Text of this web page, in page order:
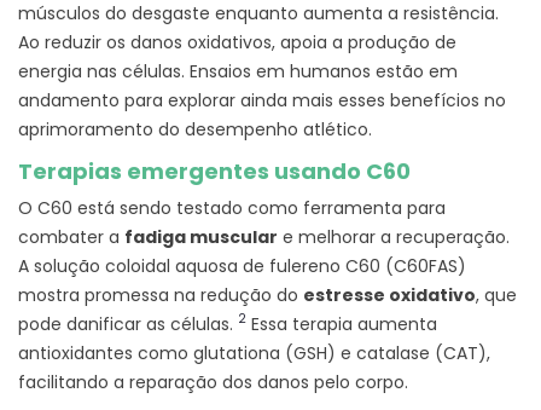
músculos do desgaste enquanto aumenta a resistência.
Ao reduzir os danos oxidativos, apoia a produção de
energia nas células. Ensaios em humanos estão em
andamento para explorar ainda mais esses benefícios no
aprimoramento do desempenho atlético.
Terapias emergentes usando C60
O C60 está sendo testado como ferramenta para
combater a fadiga muscular e melhorar a recuperação.
A solução coloidal aquosa de fulereno C60 (C60FAS)
mostra promessa na redução do estresse oxidativo, que
pode danificar as células. 2 Essa terapia aumenta
antioxidantes como glutationa (GSH) e catalase (CAT),
facilitando a reparação dos danos pelo corpo.